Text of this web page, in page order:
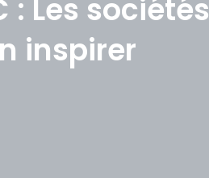
Les sociétés
inspirer